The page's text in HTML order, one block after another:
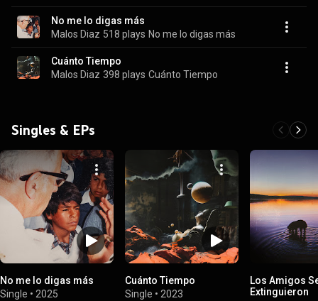
No me lo digas más
Malos Diaz 518 plays No me lo digas más
Cuánto Tiempo
Malos Diaz 398 plays Cuánto Tiempo
Singles & EPs
No me lo digas más
Single • 2025
Cuánto Tiempo
Single • 2023
Los Amigos
Extinguieron